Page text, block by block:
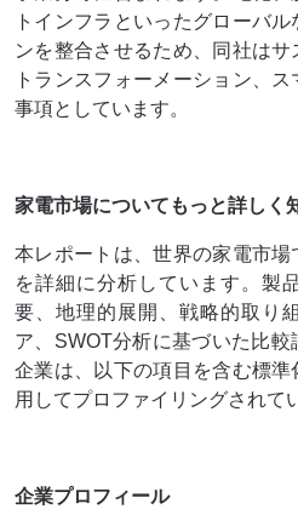
トインフラといったグローバ
ンを整合させるため、同社は
トランスフォーメーション、
事項としています。
家電市場についてもっと詳しく
本レポートは、世界の家電市
を詳細に分析しています。製
要、地理的展開、戦略的取り
ア、SWOT分析に基づいた比
企業は、以下の項目を含む標
用してプロファイリングされて
企業プロフィール